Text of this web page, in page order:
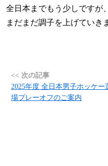
全日本までもう少しですが、
まだまだ調子を上げていき
<< 次の記事
2025年度 全日本男子ホッケー
場プレーオフのご案内